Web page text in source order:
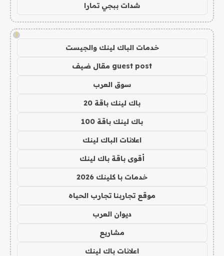
شدات ببجي تمارا
!
خدمات الباك لينك والجيست
guest post مقال ضيف
سوق العرب
باك لينك باقة 20
باك لينك باقة 100
اعلانات الباك لينك
أقوى باقة باك لينك
خدمات با كلينك 2026
موقع تجاربنا تجارب الحياه
ديوان العرب
مشاريع
اعلانات باك لينك